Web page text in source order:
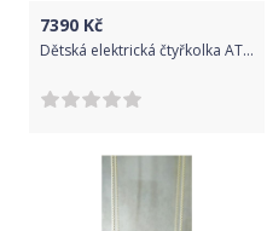
7390 Kč
Dětská elektrická čtyřkolka ATV Power 4x4 - bílá